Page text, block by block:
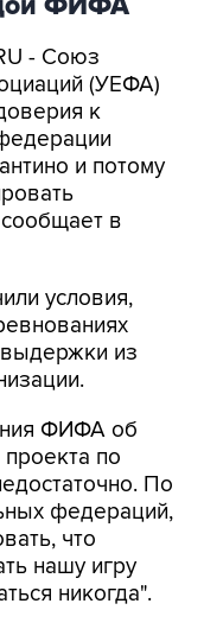
- Союз
(УЕФА)
к
и потому
в
условия,
из
ФИФА об
по
По
федераций,
что
нашу игру
никогда".